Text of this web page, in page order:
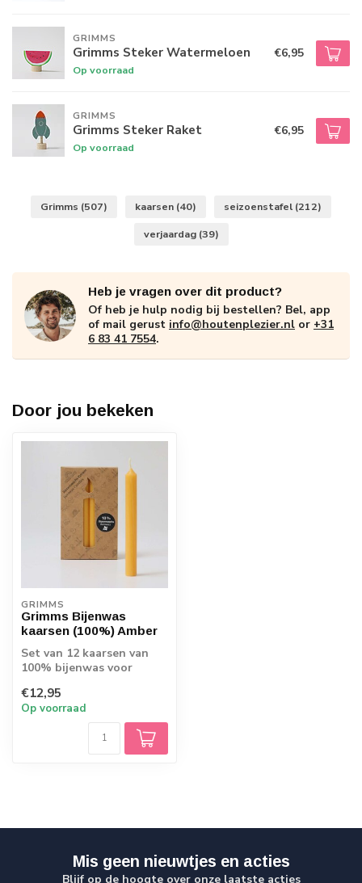
GRIMMS
Grimms Steker Watermeloen
Op voorraad
€6,95
GRIMMS
Grimms Steker Raket
Op voorraad
€6,95
Grimms (507) kaarsen (40) seizoenstafel (212)
verjaardag (39)
Heb je vragen over dit product?
Of heb je hulp nodig bij bestellen? Bel, app
of mail gerust info@houtenplezier.nl or +31
6 83 41 7554.
Door jou bekeken
GRIMMS
Grimms Bijenwas
kaarsen (100%) Amber
Set van 12 kaarsen van
100% bijenwas voor
jaarring of spiraal...
€12,95
Op voorraad
Mis geen nieuwtjes en acties
Blijf op de hoogte over onze laatste acties